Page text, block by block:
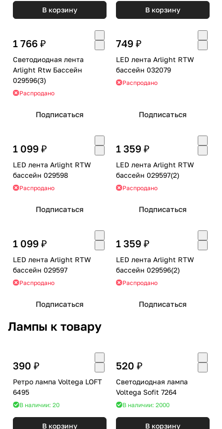
В корзину В корзину
1 766 ₽
Светодиодная лента
Arlight Rtw Бассейн
029596(3)
Распродано
Подписаться
749 ₽
LED лента Arlight RTW
бассейн 032079
Распродано
Подписаться
1 099 ₽
LED лента Arlight RTW
бассейн 029598
Распродано
Подписаться
1 359 ₽
LED лента Arlight RTW
бассейн 029597(2)
Распродано
Подписаться
1 099 ₽
LED лента Arlight RTW
бассейн 029597
Распродано
Подписаться
1 359 ₽
LED лента Arlight RTW
бассейн 029596(2)
Распродано
Подписаться
Лампы к товару
390 ₽
Ретро лампа Voltega LOFT
6495
В наличии: 20
В корзину
520 ₽
Светодиодная лампа
Voltega Sofit 7264
В наличии: 2000
В корзину